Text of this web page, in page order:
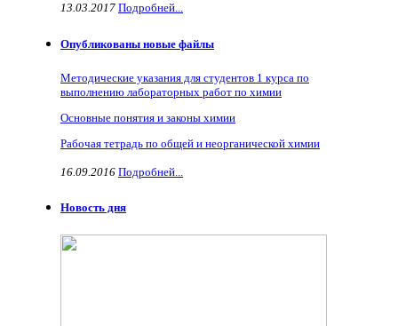
13.03.2017 Подробней...
Опубликованы новые файлы
Методические указания для студентов 1 курса по
выполнению лабораторных работ по химии
Основные понятия и законы химии
Рабочая тетрадь по общей и неорганической химии
16.09.2016 Подробней...
Новость дня